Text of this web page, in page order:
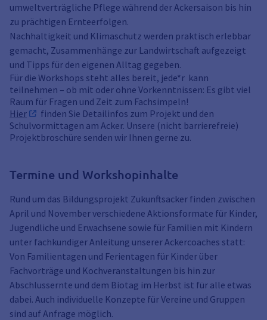
umweltverträgliche Pflege während der Ackersaison bis hin
zu prächtigen Ernteerfolgen.
Nachhaltigkeit und Klimaschutz werden praktisch erlebbar
gemacht, Zusammenhänge zur Landwirtschaft aufgezeigt
und Tipps für den eigenen Alltag gegeben.
Für die Workshops steht alles bereit, jede*r kann
teilnehmen – ob mit oder ohne Vorkenntnissen: Es gibt viel
Raum für Fragen und Zeit zum Fachsimpeln!
Hier
finden Sie Detailinfos zum Projekt und den
Schulvormittagen am Acker. Unsere (nicht barrierefreie)
Projektbroschüre senden wir Ihnen gerne zu.
Termine und Workshopinhalte
Rund um das Bildungsprojekt Zukunftsacker finden zwischen
April und November verschiedene Aktionsformate für Kinder,
Jugendliche und Erwachsene sowie für Familien mit Kindern
unter fachkundiger Anleitung unserer Ackercoaches statt:
Von Familientagen und Ferientagen für Kinder über
Fachvorträge und Kochveranstaltungen bis hin zur
Abschlussernte und dem Biotag im Herbst ist für alle etwas
dabei. Auch individuelle Konzepte für Vereine und Gruppen
sind auf Anfrage möglich.